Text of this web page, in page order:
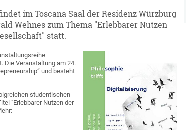
im Toscana Saal der Residenz Würzburg
Wehnes zum Thema "Erlebbarer Nutzen
statt.
Die Veranstaltung am 24.
und besteht
studentischen
"Erlebbarer Nutzen der